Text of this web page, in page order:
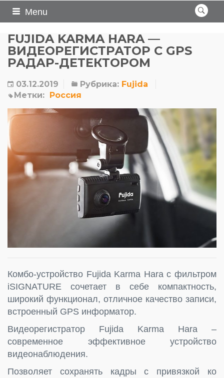
Menu
FUJIDA KARMA HARA —
ВИДЕОРЕГИСТРАТОР С GPS
РАДАР-ДЕТЕКТОРОМ
03.12.2019 Рубрика: Fujida
Метки: Россия
Комбо-устройство Fujida Karma Hara с фильтром
iSIGNATURE сочетает в себе компактность,
широкий функционал, отличное качество записи,
встроенный GPS информатор.
Видеорегистратор Fujida Karma Hara –
современное эффективное устройство
видеонаблюдения.
Позволяет сохранять кадры с привязкой ко